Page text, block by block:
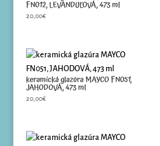
FN012, LEVANDUĽOVÁ, 473 ml
20,00€
keramická glazúra MAYCO FN051,
JAHODOVÁ, 473 ml
20,00€